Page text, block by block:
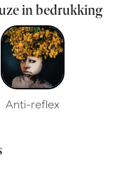
in bedrukking
Anti-reflex